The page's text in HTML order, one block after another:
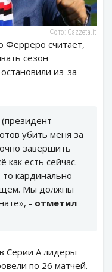
Фото: Gazzeta.it
Ферреро считает,
сезон
из-за
убить меня за
завершить
как есть сейчас.
кардинально
Мы должны
- отметил
Серии А лидеры
по 26 матчей.